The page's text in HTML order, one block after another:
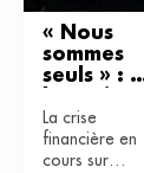
« Nous
sommes
seuls » :
ment
artistique
en danger
La crise
financière en
cours sur